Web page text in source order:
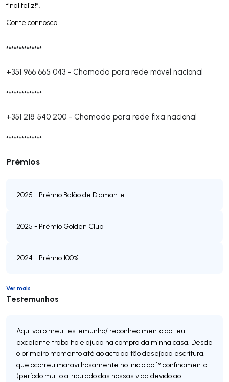
final feliz!”.
Conte connosco!
**************
+351 966 665 043 - Chamada para rede móvel nacional
**************
+351 218 540 200 - Chamada para rede fixa nacional
**************
Prémios
2025 - Prémio Balão de Diamante
2025 - Prémio Golden Club
2024 - Prémio 100%
Ver mais
Testemunhos
Aqui vai o meu testemunho/ reconhecimento do teu
excelente trabalho e ajuda na compra da minha casa. Desde
o primeiro momento até ao acto da tão desejada escritura,
que ocorreu maravilhosamente no inicio do 1° confinamento
(período muito atribulado das nossas vida devido ao